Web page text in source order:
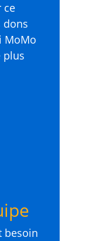
ce
dons
MoMo
plus
besoin